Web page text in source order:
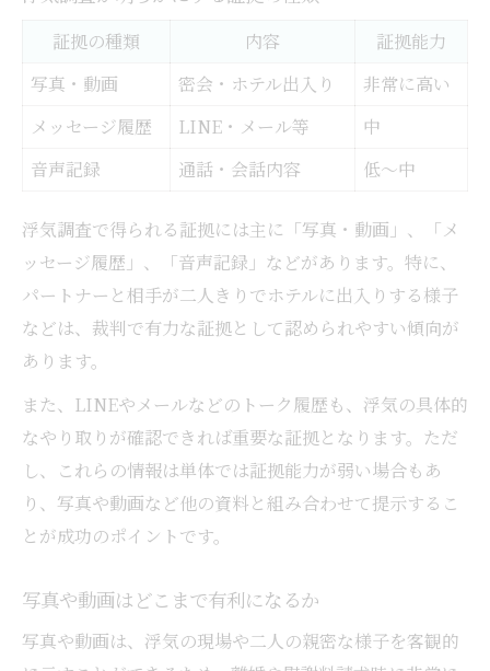
証拠の種類 内容
証拠能力
写真・動画
密会・ホテル出入り
非常に高い
メッセージ履歴
LINE・メール等
中
音声記録
通話・会話内容 低〜中
浮気調査で得られる証拠には主に「写真・動画」、「メ
ッセージ履歴」、「音声記録」などがあります。特に、
パートナーと相手が二人きりでホテルに出入りする様子
などは、裁判で有力な証拠として認められやすい傾向が
あります。
また、LINEやメールなどのトーク履歴も、浮気の具体的
なやり取りが確認できれば重要な証拠となります。ただ
し、これらの情報は単体では証拠能力が弱い場合もあ
り、写真や動画など他の資料と組み合わせて提示するこ
とが成功のポイントです。
写真や動画はどこまで有利になるか
写真や動画は、浮気の現場や二人の親密な様子を客観的